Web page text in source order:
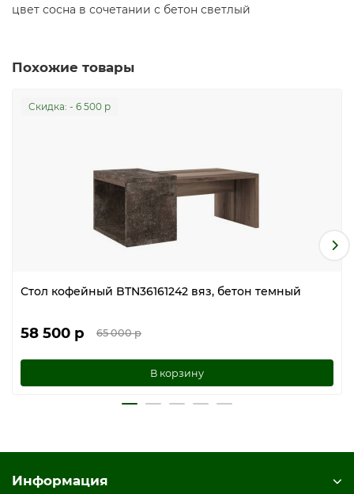
цвет сосна в сочетании с бетон светлый
Похожие товары
Cкидка: - 6 500 р
Стол кофейный BTN36161242 вяз, бетон темный
58 500 р 65 000 р
В корзину
Информация